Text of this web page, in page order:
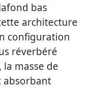
bas
architecture
configuration
réverbéré
la masse de
absorbant